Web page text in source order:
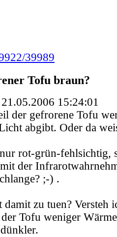
39989
Tofu braun?
21.05.2006 15:24:01
der gefrorene Tofu
abgibt. Oder da
rot-grün-fehlsichtig,
der
;-) .
damit zu tuen? Versteh
Tofu weniger